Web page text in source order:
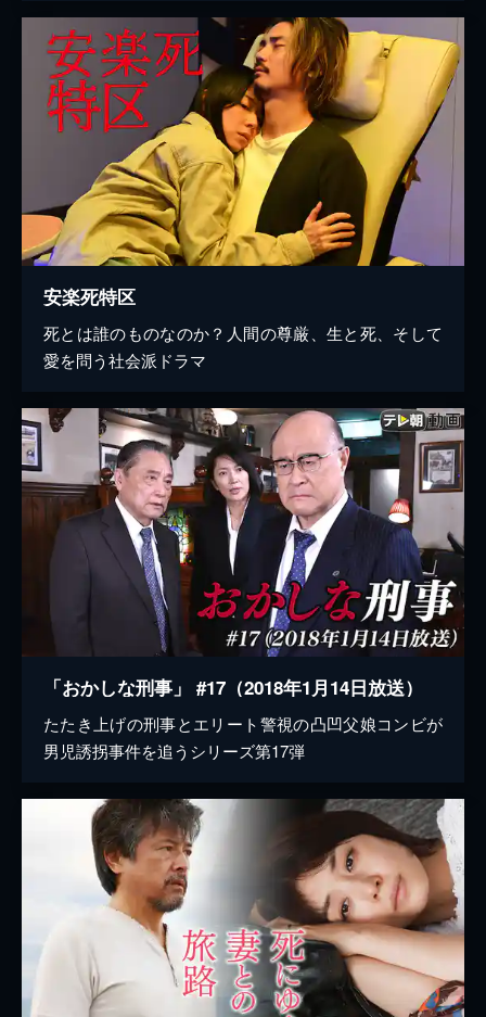
安楽死特区
死とは誰のものなのか？人間の尊厳、生と死、そして
愛を問う社会派ドラマ
「おかしな刑事」 #17（2018年1月14日放送）
たたき上げの刑事とエリート警視の凸凹父娘コンビが
男児誘拐事件を追うシリーズ第17弾